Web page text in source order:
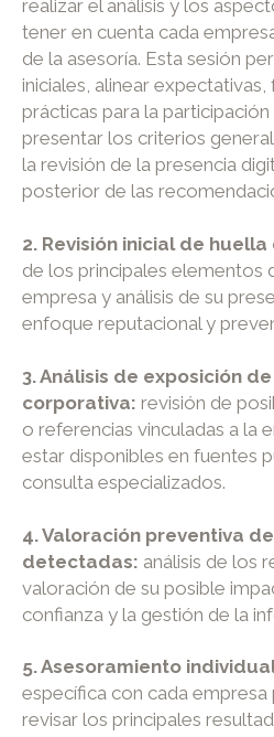
realizar el análisis y los
tener en cuenta cada
de la asesoría. Esta sesión
iniciales, alinear
prácticas para la
presentar los criterios
la revisión de la presencia
posterior de las
2. Revisión inicial de
de los principales elementos
empresa y análisis de su
enfoque reputacional y
3. Análisis de exposición
corporativa: revisión de
o referencias vinculadas a la
estar disponibles en fuentes
consulta especializados.
4. Valoración preventiva
detectadas: análisis de los
valoración de su posible
confianza y la gestión de la
5. Asesoramiento
específica con cada empresa
revisar los principales